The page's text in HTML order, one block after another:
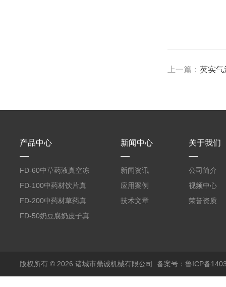
上一篇：芡实气
产品中心
FD-60中草药液真空冻
干机
FD-100中药材饮片真
空冻干机
FD-200中药材草药真
空冻干机
FD-50奶豆腐奶皮子真
新闻中心
新闻资讯
应用案例
技术文章
关于我们
公司简介
视频中心
荣誉资质
版权所有 © 2026 诸城市鼎诚机械有限公司 备案号：鲁ICP备